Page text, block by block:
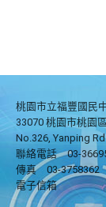
桃園市立福豐國民
33070 桃園市桃園
No.326, Yanping
聯絡電話
03-
傳真
03-3758362
電子信箱